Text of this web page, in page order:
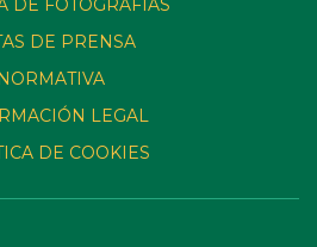
DE FOTOGRAFÍAS
DE PRENSA
LEGAL
DE COOKIES